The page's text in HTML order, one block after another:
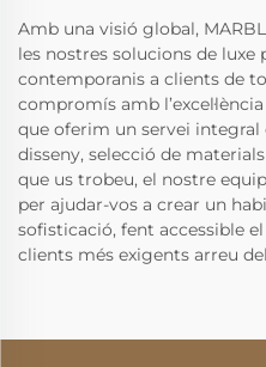
Amb una visió global,
les nostres solucions de luxe
contemporanis a clients de
compromís amb
que oferim un servei
disseny, selecció de
que us trobeu, el nostre
per ajudar-vos a crear un
sofisticació, fent accessible
clients més exigents arreu